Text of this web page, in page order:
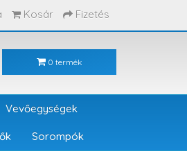
Kosár Fizetés
0 termék
Vevőegységek
Sorompók